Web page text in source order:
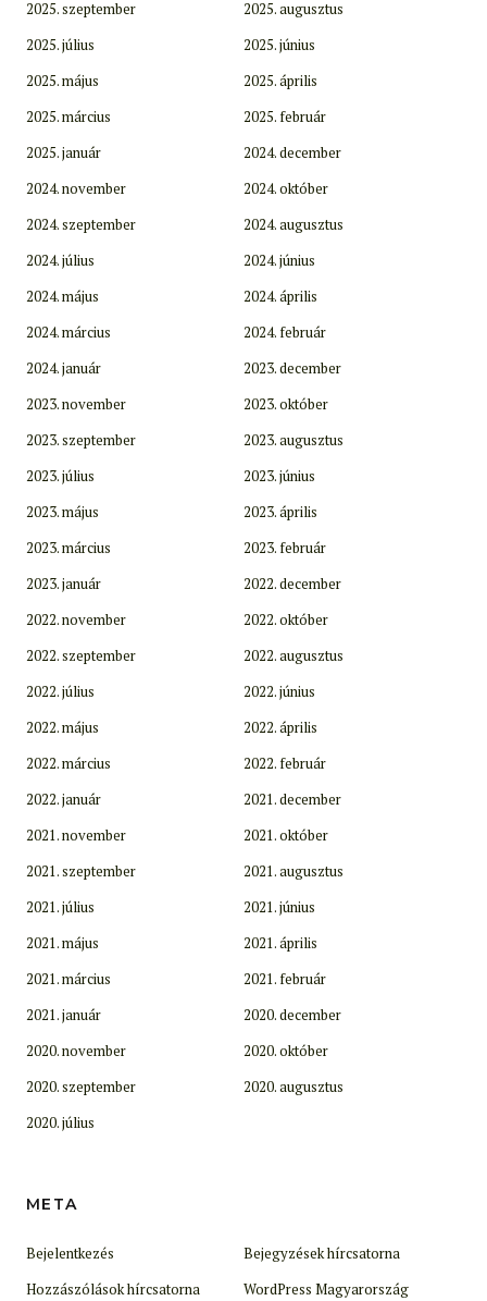
2025. szeptember
2025. augusztus
2025. július
2025. június
2025. május
2025. április
2025. március
2025. február
2025. január
2024. december
2024. november
2024. október
2024. szeptember
2024. augusztus
2024. július
2024. június
2024. május
2024. április
2024. március
2024. február
2024. január
2023. december
2023. november
2023. október
2023. szeptember
2023. augusztus
2023. július
2023. június
2023. május
2023. április
2023. március
2023. február
2023. január
2022. december
2022. november
2022. október
2022. szeptember
2022. augusztus
2022. július
2022. június
2022. május
2022. április
2022. március
2022. február
2022. január
2021. december
2021. november
2021. október
2021. szeptember
2021. augusztus
2021. július
2021. június
2021. május
2021. április
2021. március
2021. február
2021. január
2020. december
2020. november
2020. október
2020. szeptember
2020. augusztus
2020. július
META
Bejelentkezés
Bejegyzések hírcsatorna
Hozzászólások hírcsatorna
WordPress Magyarország